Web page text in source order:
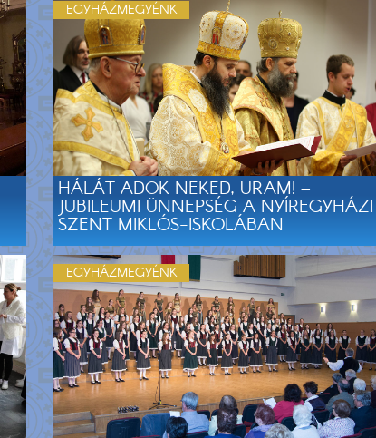
HÁLÁT ADOK NEKED, URAM! –
JUBILEUMI ÜNNEPSÉG A NYÍREGYHÁZI
SZENT MIKLÓS-ISKOLÁBAN
EGYHÁZMEGYÉNK
EGYHÁZMEGYÉNK